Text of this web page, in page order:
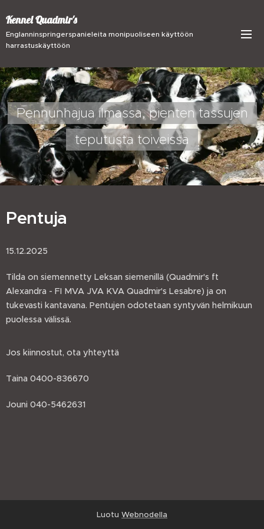
Kennel Quadmir's
Englanninspringerspanieleita monipuoliseen käyttöön
harrastuskäyttöön
Pennunhajua ilmassa, pienten tassujen
teputusta toiveissa
Pentuja
15.12.2025
Tilda on siemennetty Leksan siemenillä (Quadmir's ft
Alexandra - FI MVA JVA KVA Quadmir's Lesabre) ja on
tukevasti kantavana. Pentujen odotetaan syntyvän helmikuun
puolessa välissä.
Jos kiinnostut, ota yhteyttä
Taina 0400-836670
Jouni 040-5462631
Luotu Webnodella